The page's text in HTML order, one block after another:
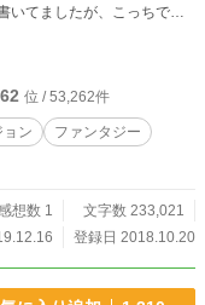
い) なにぶん初めての物な
文章ですので気に入らな
かリアルが忙しい・・・
位 / 53,262件
ョン
ファンタジー
想数 1
文字数 233,021
登録日 2018.10.20